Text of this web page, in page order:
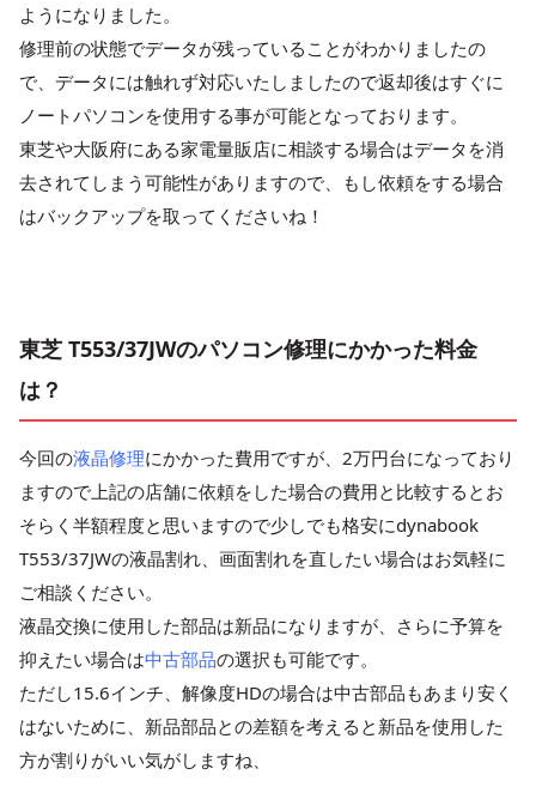
ようになりました。
修理前の状態でデータが残っていることがわかりましたの
で、データには触れず対応いたしましたので返却後はすぐに
ノートパソコンを使用する事が可能となっております。
東芝や大阪府にある家電量販店に相談する場合はデータを消
去されてしまう可能性がありますので、もし依頼をする場合
はバックアップを取ってくださいね！
東芝 T553/37JWのパソコン修理にかかった料金
は？
今回の液晶修理にかかった費用ですが、2万円台になっており
ますので上記の店舗に依頼をした場合の費用と比較するとお
そらく半額程度と思いますので少しでも格安にdynabook
T553/37JWの液晶割れ、画面割れを直したい場合はお気軽に
ご相談ください。
液晶交換に使用した部品は新品になりますが、さらに予算を
抑えたい場合は中古部品の選択も可能です。
ただし15.6インチ、解像度HDの場合は中古部品もあまり安く
はないために、新品部品との差額を考えると新品を使用した
方が割りがいい気がしますね、